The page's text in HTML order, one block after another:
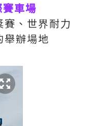
車場
、世界耐力
舉辦場地